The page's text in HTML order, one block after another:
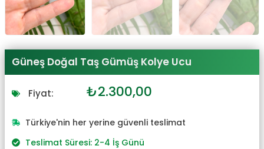
Güneş Doğal Taş Gümüş Kolye Ucu
Fiyat: Orijinal
₺2.530,00.
₺2.300,00
fiyat:
Türkiye'nin her yerine güvenli teslimat
Teslimat Süresi: 2-4 İş Günü